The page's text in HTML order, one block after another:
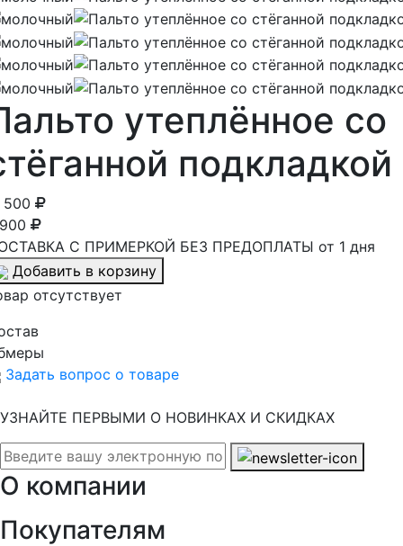
утеплённое со
подкладкой
500
С ПРИМЕРКОЙ БЕЗ ПРЕДОПЛАТЫ от 1 дня
Добавить в корзину
отсутствует
Задать вопрос о товаре
УЗНАЙТЕ ПЕРВЫМИ О НОВИНКАХ И СКИДКАХ
О компании
Покупателям